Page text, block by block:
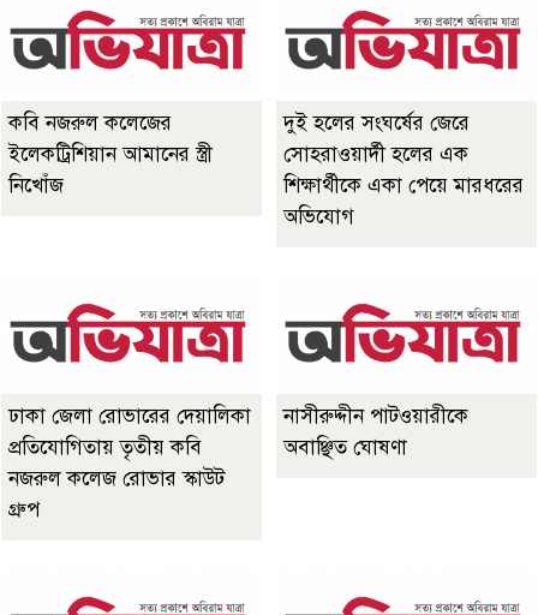
কবি নজরুল কলেজের
ইলেকট্রিশিয়ান আমানের স্ত্রী
নিখোঁজ
দুই হলের সংঘর্ষের জেরে
সোহরাওয়ার্দী হলের এক
শিক্ষার্থীকে একা পেয়ে মারধরের
অভিযোগ
ঢাকা জেলা রোভারের দেয়ালিকা
প্রতিযোগিতায় তৃতীয় কবি
নজরুল কলেজ রোভার স্কাউট
গ্রুপ
নাসীরুদ্দীন পাটওয়ারীকে
অবাঞ্ছিত ঘোষণা